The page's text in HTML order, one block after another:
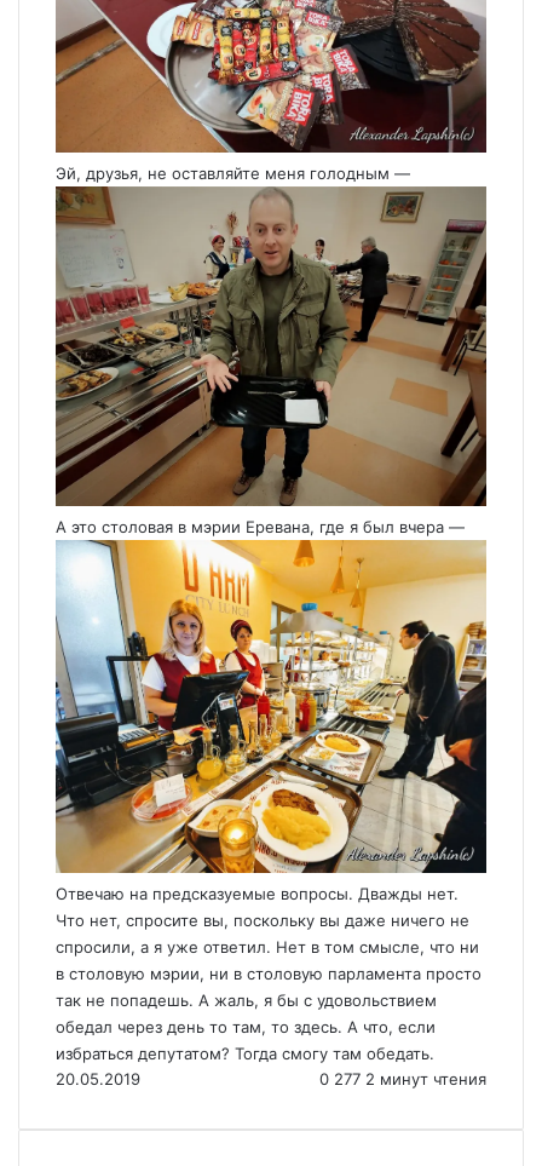
Эй, друзья, не оставляйте меня голодным —
А это столовая в мэрии Еревана, где я был вчера —
Отвечаю на предсказуемые вопросы. Дважды нет.
Что нет, спросите вы, поскольку вы даже ничего не
спросили, а я уже ответил. Нет в том смысле, что ни
в столовую мэрии, ни в столовую парламента просто
так не попадешь. А жаль, я бы с удовольствием
обедал через день то там, то здесь. А что, если
избраться депутатом? Тогда смогу там обедать.
20.05.2019
0 277 2 минут чтения